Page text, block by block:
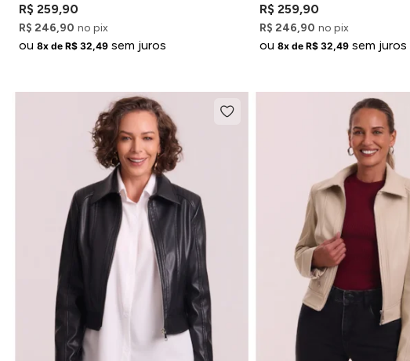
R$ 259,90
R$ 246,90 no pix
ou8x de R$ 32,49 sem juros
R$ 259,90
R$ 246,90 no pix
ou8x de R$ 32,49 sem juros